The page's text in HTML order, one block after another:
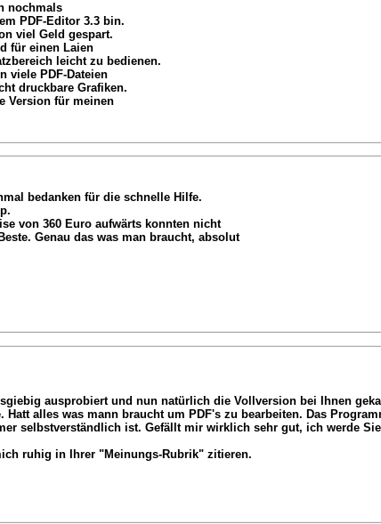
nochmals
PDF-Editor 3.3 bin.
viel Geld gespart.
für einen Laien
leicht zu bedienen.
viele PDF-Dateien
druckbare Grafiken.
Version für meinen
bedanken für die schnelle Hilfe.
von 360 Euro aufwärts konnten nicht
Genau das was man braucht, absolut
ausprobiert und nun natürlich die Vollversion bei Ihnen
Hatt alles was mann braucht um PDF's zu bearbeiten. Das
selbstverständlich ist. Gefällt mir wirklich sehr gut, ich werde
ruhig in Ihrer "Meinungs-Rubrik" zitieren.